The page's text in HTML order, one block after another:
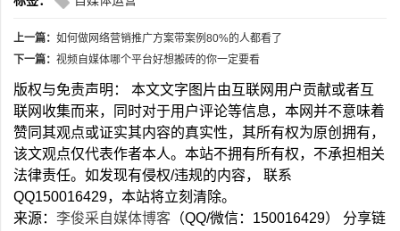
上一篇： 如何做网络营销推广方案带案例80%的人都看了
下一篇： 视频自媒体哪个平台好想搬砖的你一定要看
版权与免责声明： 本文文字图片由互联网用户贡献或者互
联网收集而来，同时对于用户评论等信息，本网并不意味着
赞同其观点或证实其内容的真实性，其所有权为原创拥有，
该文观点仅代表作者本人。本站不拥有所有权，不承担相关
法律责任。如发现有侵权/违规的内容， 联系
QQ150016429，本站将立刻清除。
来源： 李俊采自媒体博客 （QQ/微信：150016429） 分享链